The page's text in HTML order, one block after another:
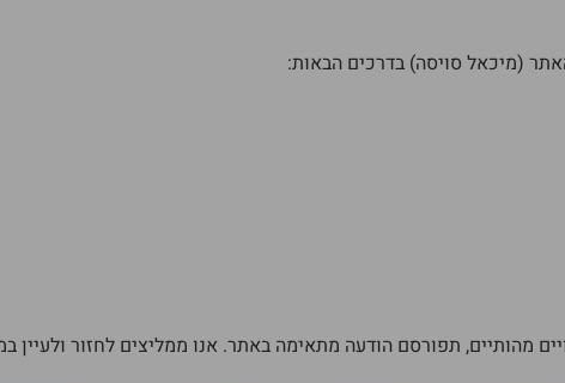
(מיכאל סויסה) בדרכים הבאות:
תפורסם הודעה מתאימה באתר. אנו ממליצים לחזור ולעיין